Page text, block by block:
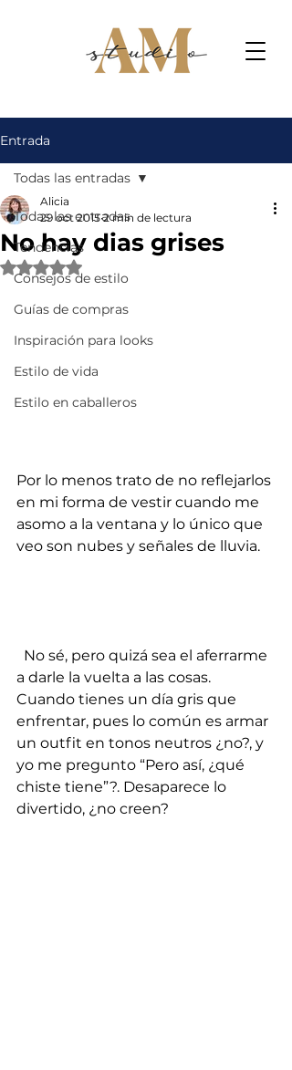
Entrada
Todas las entradas
Tendencias
Consejos de estilo
Guías de compras
Inspiración para looks
Estilo de vida
Estilo en caballeros
Todas las entradas
No hay dias grises
Alicia
29 oct 2015 2 min de lectura
Obtuvo NaN de 5 estrellas.
Por lo menos trato de no reflejarlos
en mi forma de vestir cuando me
asomo a la ventana y lo único que
veo son nubes y señales de lluvia.
a darle la vuelta a las cosas.
Cuando tienes un día gris que
enfrentar, pues lo común es armar
un outfit en tonos neutros ¿no?, y
yo me pregunto “Pero así, ¿qué
chiste tiene”?. Desaparece lo
divertido, ¿no creen?